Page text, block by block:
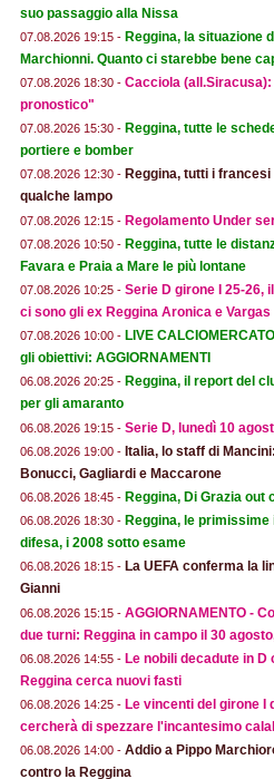
suo passaggio alla Nissa
07.08.2026 19:15 - Reggina, la situazione
Marchionni. Quanto ci starebbe bene
07.08.2026 18:30 - Cacciola
pronostico"
07.08.2026 15:30 - Reggina, tutte le
portiere e bomber
07.08.2026 12:30 - Reggina, tutti i
qualche lampo
07.08.2026 12:15 - Regolamento Under
07.08.2026 10:50 - Reggina, tutte le
Favara e Praia a Mare le più lontane
07.08.2026 10:25 - Serie D girone I 25-26,
ci sono gli ex Reggina Aronica e Vargas
07.08.2026 10:00 - LIVE
gli obiettivi: AGGIORNAMENTI
06.08.2026 20:25 - Reggina, il report del
per gli amaranto
06.08.2026 19:15 - Serie D, lunedì 10
06.08.2026 19:00 - Italia, lo staff di
Bonucci, Gagliardi e Maccarone
06.08.2026 18:45 - Reggina, Di Grazia
06.08.2026 18:30 - Reggina, le
difesa, i 2008 sotto esame
06.08.2026 18:15 - La UEFA conferma la
Gianni
06.08.2026 15:15 - AGGIORNAMENTO -
due turni: Reggina in campo il 30
06.08.2026 14:55 - Le nobili decadute in D
Reggina cerca nuovi fasti
06.08.2026 14:25 - Le vincenti del girone I
cercherà di spezzare l'incantesimo
06.08.2026 14:00 - Addio a Pippo
contro la Reggina